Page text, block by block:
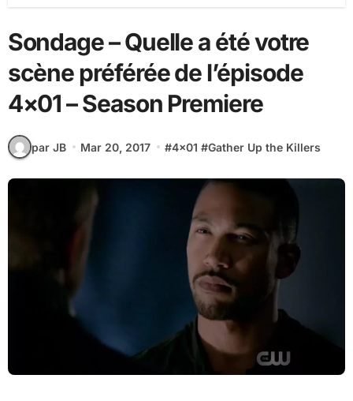
Sondage – Quelle a été votre
scène préférée de l’épisode
4×01 – Season Premiere
par JB Mar 20, 2017 #4x01 #Gather Up the Killers